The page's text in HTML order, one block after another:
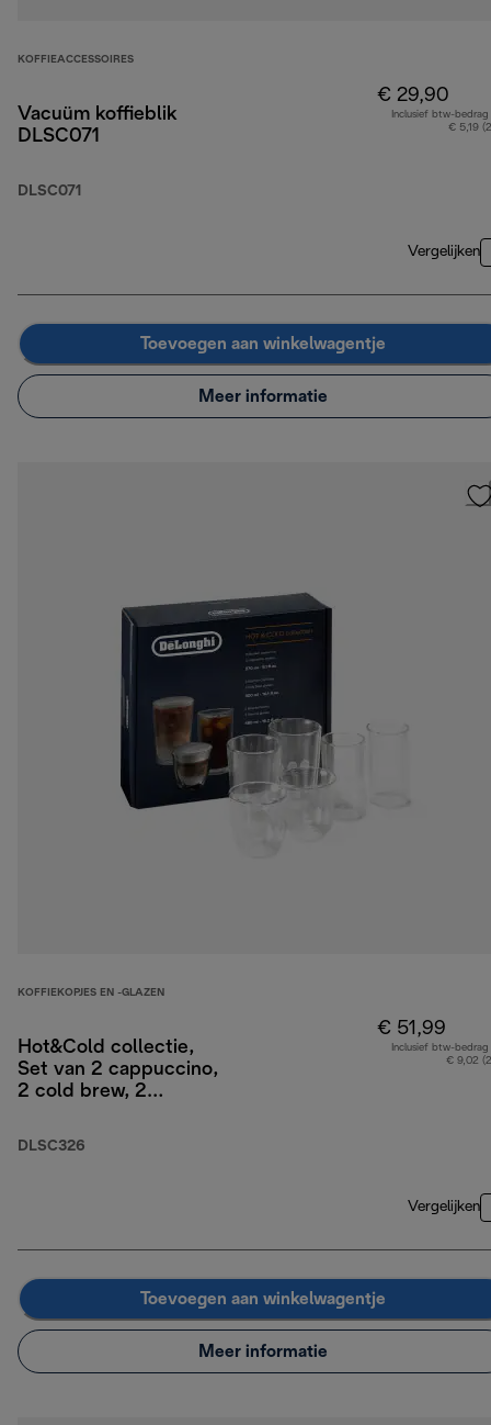
KOFFIEACCESSOIRES
Vacuüm koffieblik
DLSC071
DLSC071
€ 29,90
Inclusief btw-bedrag
€ 5,19
Vergelijken
Toevoegen aan winkelwagentje
Meer informatie
KOFFIEKOPJES EN -GLAZEN
Hot&Cold collectie,
Set van 2 cappuccino,
2 cold brew, 2
dubbelwandige glazen
DLSC326
€ 51,99
Inclusief btw-bedrag
€ 9,02
Vergelijken
Toevoegen aan winkelwagentje
Meer informatie